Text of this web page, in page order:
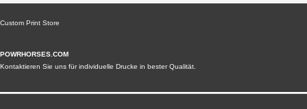
Custom Print Store
POWRHORSES.COM
Kontaktieren Sie uns für individuelle Drucke in bester Qualität.